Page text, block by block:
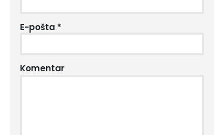
E-pošta *
Komentar